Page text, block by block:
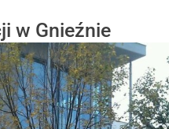
w Gnieźnie